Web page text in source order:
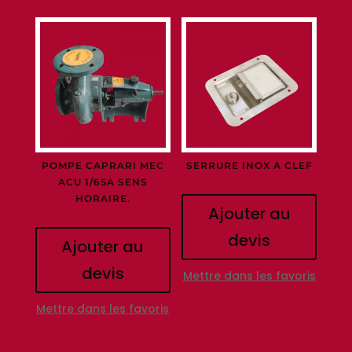
POMPE CAPRARI MEC
ACU 1/65A SENS
HORAIRE.
Ajouter au
devis
Mettre dans les favoris
SERRURE INOX A CLEF
Ajouter au
devis
Mettre dans les favoris